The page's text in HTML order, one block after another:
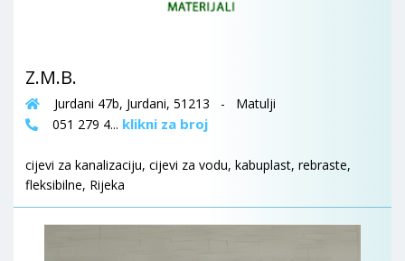
Z.M.B.
Jurdani 47b, Jurdani, 51213 - Matulji
051 279 4... klikni za broj
cijevi za kanalizaciju, cijevi za vodu, kabuplast, rebraste,
fleksibilne, Rijeka